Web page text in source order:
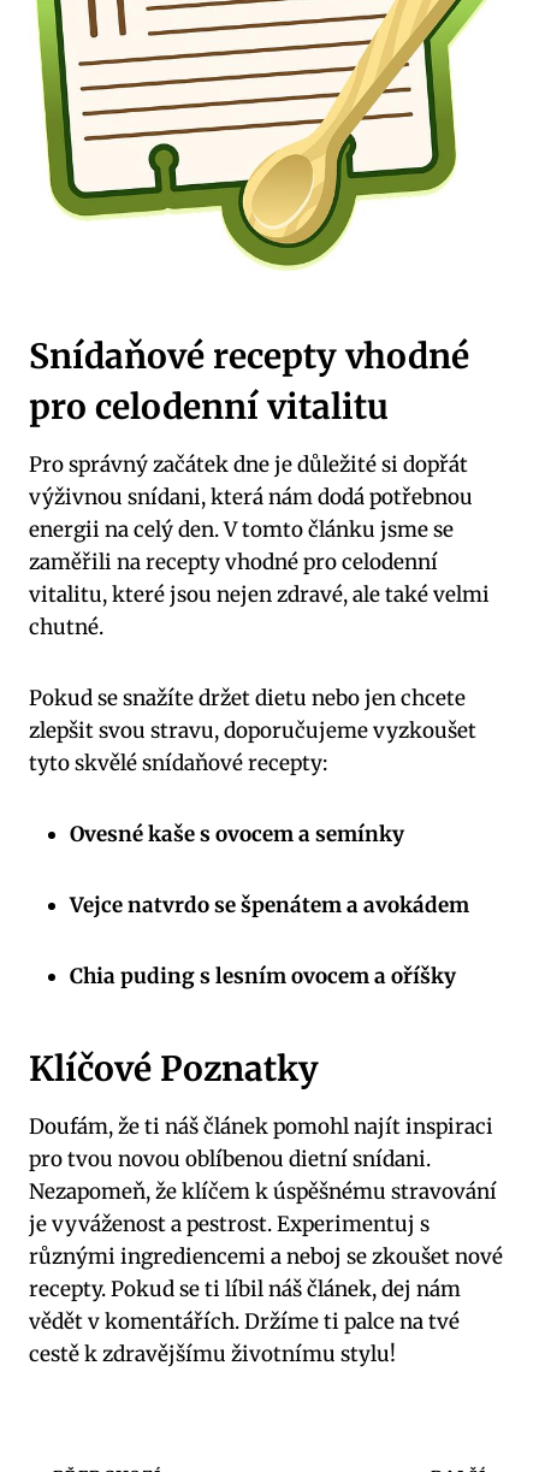
Snídaňové recepty vhodné
pro celodenní vitalitu
Pro správný začátek dne je důležité si dopřát
výživnou snídani, která nám dodá potřebnou
energii na celý den. V tomto článku jsme se
zaměřili na recepty vhodné pro celodenní
vitalitu, které jsou nejen zdravé, ale také velmi
chutné.
Pokud se snažíte držet dietu nebo jen chcete
zlepšit svou stravu, doporučujeme vyzkoušet
tyto skvělé snídaňové recepty:
Ovesné kaše s ovocem a semínky
Vejce natvrdo se špenátem a avokádem
Chia puding s lesním ovocem a oříšky
Klíčové Poznatky
Doufám, že ti náš článek pomohl najít inspiraci
pro tvou novou oblíbenou dietní snídani.
Nezapomeň, že klíčem k úspěšnému stravování
je vyváženost a pestrost. Experimentuj s
různými ingrediencemi a neboj se zkoušet nové
recepty. Pokud se ti líbil náš článek, dej nám
vědět v komentářích. Držíme ti palce na tvé
cestě k zdravějšímu životnímu stylu!